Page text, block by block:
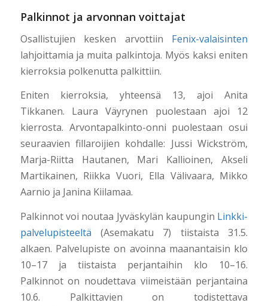
Palkinnot ja arvonnan voittajat
Osallistujien kesken arvottiin Fenix-valaisinten
lahjoittamia ja muita palkintoja. Myös kaksi eniten
kierroksia polkenutta palkittiin.
Eniten kierroksia, yhteensä 13, ajoi Anita
Tikkanen. Laura Väyrynen puolestaan ajoi 12
kierrosta. Arvontapalkinto-onni puolestaan osui
seuraavien fillaroijien kohdalle: Jussi Wickström,
Marja-Riitta Hautanen, Mari Kallioinen, Akseli
Martikainen, Riikka Vuori, Ella Välivaara, Mikko
Aarnio ja Janina Kiilamaa.
Palkinnot voi noutaa Jyväskylän kaupungin Linkki-
palvelupisteeltä (Asemakatu 7) tiistaista 31.5.
alkaen. Palvelupiste on avoinna maanantaisin klo
10–17 ja tiistaista perjantaihin klo 10–16.
Palkinnot on noudettava viimeistään perjantaina
10.6. Palkittavien on todistettava